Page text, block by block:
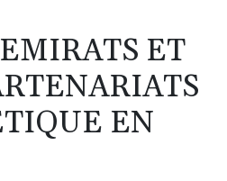
ET
EN